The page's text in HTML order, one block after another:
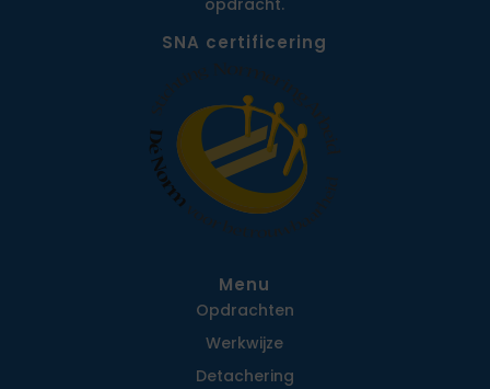
opdracht.
SNA certificering
Menu
Opdrachten
Werkwijze
Detachering